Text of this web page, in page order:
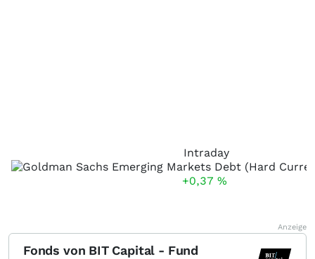
Intraday
+0,37 %
Anzeige
Fonds von BIT Capital - Fund